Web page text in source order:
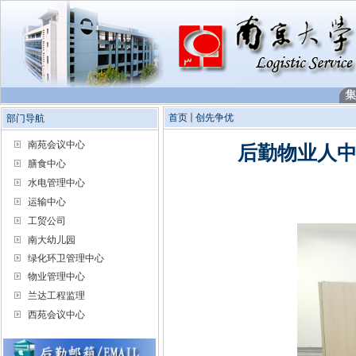
部门导航
南苑会议中心
膳食中心
水电管理中心
运输中心
工贸公司
南大幼儿园
绿化环卫管理中心
物业管理中心
兰达工程监理
西苑会议中心
首页 创先争优
后勤物业人